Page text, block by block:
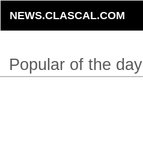
NEWS.CLASCAL.COM
Popular of the day